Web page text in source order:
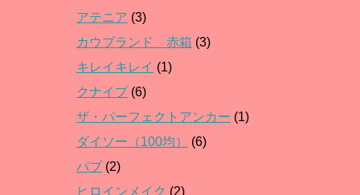
アテニア (3)
カウブランド 赤箱 (3)
キレイキレイ (1)
クナイプ(6)
ザ・パーフェクトアンカー (1)
ダイソー（100均）
(6)
バブ (2)
ヒロインメイク (2)